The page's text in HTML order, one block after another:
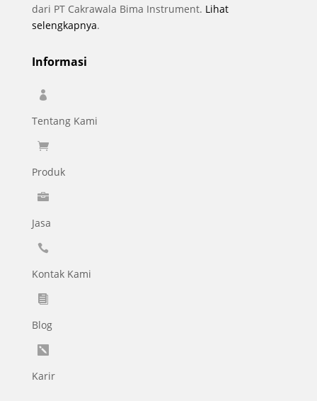
dari PT Cakrawala Bima Instrument. Lihat
selengkapnya.
Informasi

Tentang Kami

Produk

Jasa

Kontak Kami

Blog

Karir